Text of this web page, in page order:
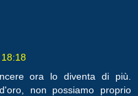
ora lo diventa di più.
non possiamo proprio